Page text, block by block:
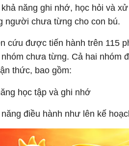
khả năng ghi nhớ, học hỏi và
người chưa từng cho con bú.
cứu được tiến hành trên 115
nhóm chưa từng. Cả hai nhóm
thức, bao gồm:
học tập và ghi nhớ
điều hành như lên kế